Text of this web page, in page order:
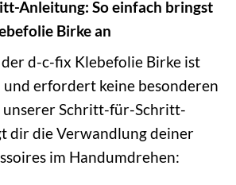
Anleitung: So einfach bringst
Birke an
d-c-fix Klebefolie Birke ist
erfordert keine besonderen
unserer Schritt-für-Schritt-
dir die Verwandlung deiner
im Handumdrehen: